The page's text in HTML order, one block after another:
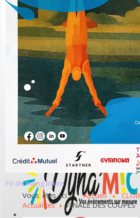
Fil de navigation
Vous êtes ici :Accueil CLUB
Actualités
FINALE DES COUPES